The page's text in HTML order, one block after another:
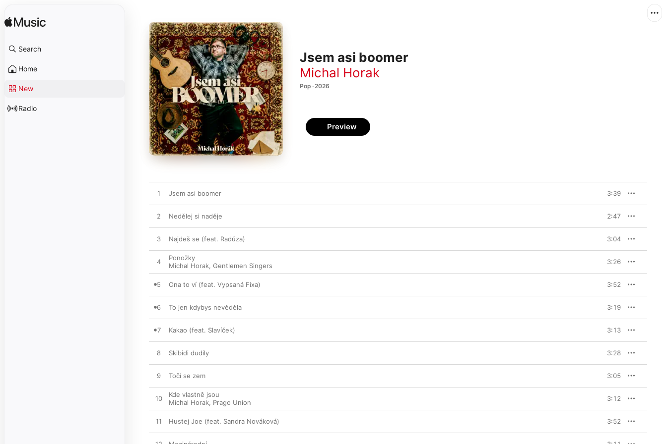
Search
Home
New
Radio
Jsem asi boomer
Michal Horak
Pop · 2026
Preview
1 Jsem asi boomer 3:39
2 Nedělej si naděje 2:47
3 Najdeš se (feat. Radůza) 3:04
4
Ponožky
Michal Horak, Gentlemen Singers 3:26
5 Ona to ví (feat. Vypsaná Fixa) 3:52
6 To jen kdybys nevěděla 3:19
7 Kakao (feat. Slavíček) 3:13
8 Skibidi dudily 3:28
9 Točí se zem 3:05
10
Kde vlastně jsou
Michal Horak, Prago Union 3:12
11 Hustej Joe (feat. Sandra Nováková) 3:52